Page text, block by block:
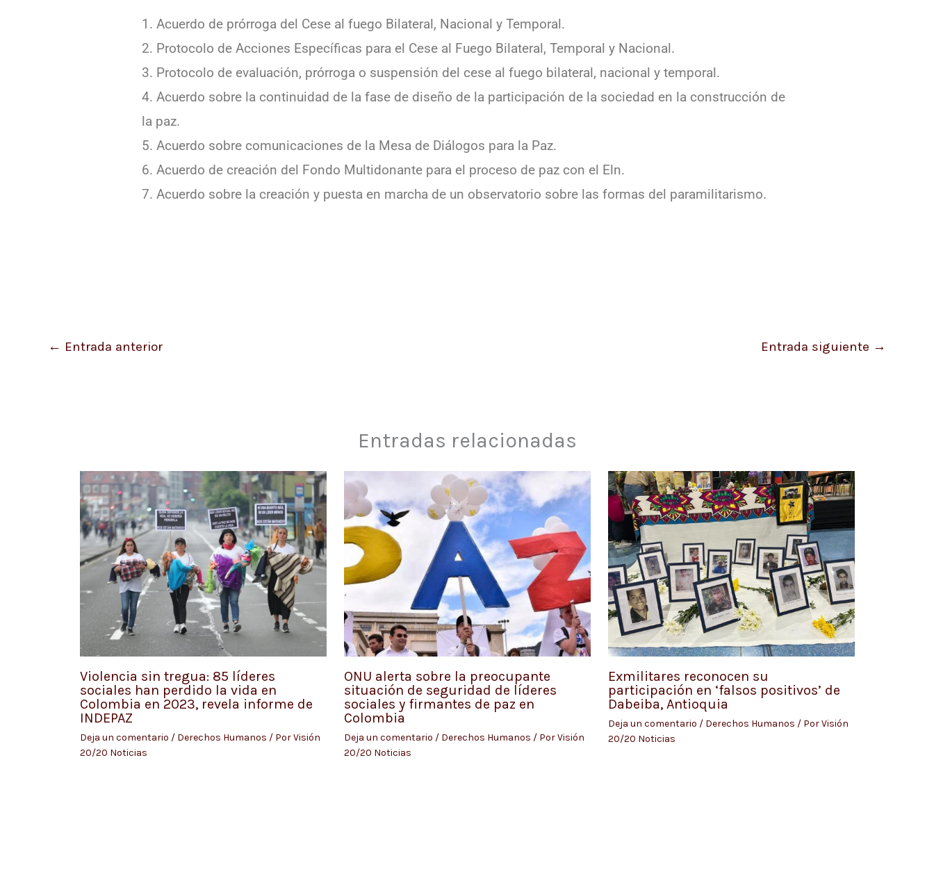
1. Acuerdo de prórroga del Cese al fuego Bilateral, Nacional y Temporal.
2. Protocolo de Acciones Específicas para el Cese al Fuego Bilateral, Temporal y Nacional.
3. Protocolo de evaluación, prórroga o suspensión del cese al fuego bilateral, nacional y temporal.
4. Acuerdo sobre la continuidad de la fase de diseño de la participación de la sociedad en la construcción de
la paz.
5. Acuerdo sobre comunicaciones de la Mesa de Diálogos para la Paz.
6. Acuerdo de creación del Fondo Multidonante para el proceso de paz con el Eln.
7. Acuerdo sobre la creación y puesta en marcha de un observatorio sobre las formas del paramilitarismo.
← Entrada anterior Entrada siguiente →
Entradas relacionadas
Violencia sin tregua: 85 líderes
sociales han perdido la vida en
Colombia en 2023, revela informe de
INDEPAZ
Deja un comentario / Derechos Humanos / PorVisión
20/20 Noticias
ONU alerta sobre la preocupante
situación de seguridad de líderes
sociales y firmantes de paz en
Colombia
Deja un comentario / Derechos Humanos / PorVisión
20/20 Noticias
Exmilitares reconocen su
participación en ‘falsos positivos’ de
Dabeiba, Antioquia
Deja un comentario / Derechos Humanos / PorVisión
20/20 Noticias